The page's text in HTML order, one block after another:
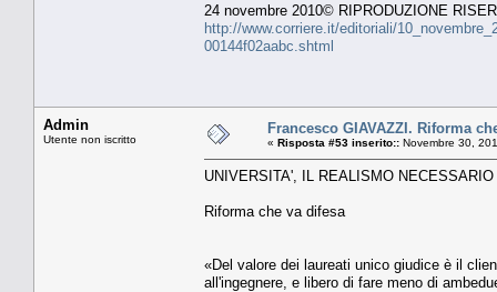
24 novembre 2010© RIPRODUZIONE
http://www.corriere.it/editoriali/
00144f02aabc.shtml
Admin
Utente non iscritto
Francesco GIAVAZZI. Riforma
« Risposta #53 inserito:: Novembre 30,
UNIVERSITA', IL REALISMO NECESSARIO
Riforma che va difesa
«Del valore dei laureati unico giudice è il
all'ingegnere, e libero di fare meno di